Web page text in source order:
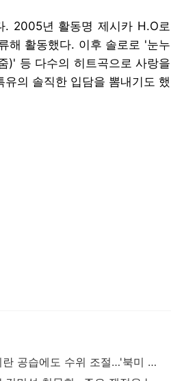
. 2005년 활동명 제시카 H.O로
해 활동했다. 이후 솔로로 '눈누
)' 등 다수의 히트곡으로 사랑을
의 솔직한 입담을 뽐내기도 했
북한, 美 이란 공습에도 수위 조절…'북미 대화' 고려하나 - 정치 | 기사 - 더팩트